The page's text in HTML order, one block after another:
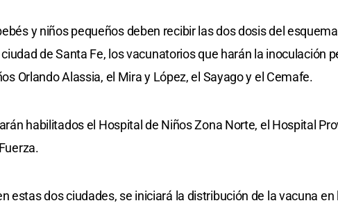
y niños pequeños deben recibir las dos dosis del
de Santa Fe, los vacunatorios que harán la inoculación
Orlando Alassia, el Mira y López, el Sayago y el Cemafe.
habilitados el Hospital de Niños Zona Norte, el Hospital
estas dos ciudades, se iniciará la distribución de la vacuna en